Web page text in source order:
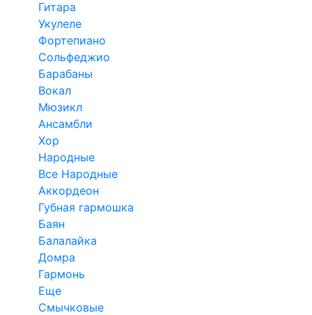
Гитара
Укулеле
Фортепиано
Сольфеджио
Барабаны
Вокал
Мюзикл
Ансамбли
Хор
Народные
Все Народные
Аккордеон
Губная гармошка
Баян
Балалайка
Домра
Гармонь
Еще
Смычковые